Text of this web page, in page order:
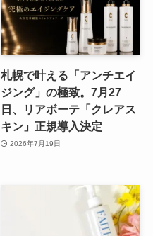
札幌で叶える「アンチエイ
ジング」の極致。7月27
日、リアボーテ「クレアス
キン」正規導入決定
2026年7月19日